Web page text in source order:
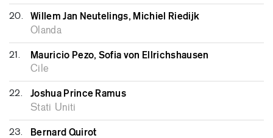
20. Willem Jan Neutelings, Michiel Riedijk
Olanda
21. Mauricio Pezo, Sofia von Ellrichshausen
Cile
22. Joshua Prince Ramus
Stati Uniti
23. Bernard Quirot